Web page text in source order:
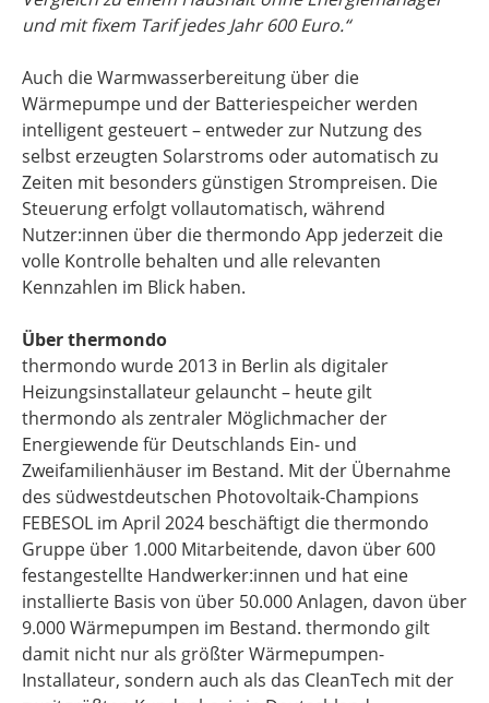
und mit fixem Tarif jedes Jahr 600 Euro.“
Auch die Warmwasserbereitung über die
Wärmepumpe und der Batteriespeicher werden
intelligent gesteuert – entweder zur Nutzung des
selbst erzeugten Solarstroms oder automatisch zu
Zeiten mit besonders günstigen Strompreisen. Die
Steuerung erfolgt vollautomatisch, während
Nutzer:innen über die thermondo App jederzeit die
volle Kontrolle behalten und alle relevanten
Kennzahlen im Blick haben.
Über thermondo
thermondo wurde 2013 in Berlin als digitaler
Heizungsinstallateur gelauncht – heute gilt
thermondo als zentraler Möglichmacher der
Energiewende für Deutschlands Ein- und
Zweifamilienhäuser im Bestand. Mit der Übernahme
des südwestdeutschen Photovoltaik-Champions
FEBESOL im April 2024 beschäftigt die thermondo
Gruppe über 1.000 Mitarbeitende, davon über 600
festangestellte Handwerker:innen und hat eine
installierte Basis von über 50.000 Anlagen, davon über
9.000 Wärmepumpen im Bestand. thermondo gilt
damit nicht nur als größter Wärmepumpen-
Installateur, sondern auch als das CleanTech mit der